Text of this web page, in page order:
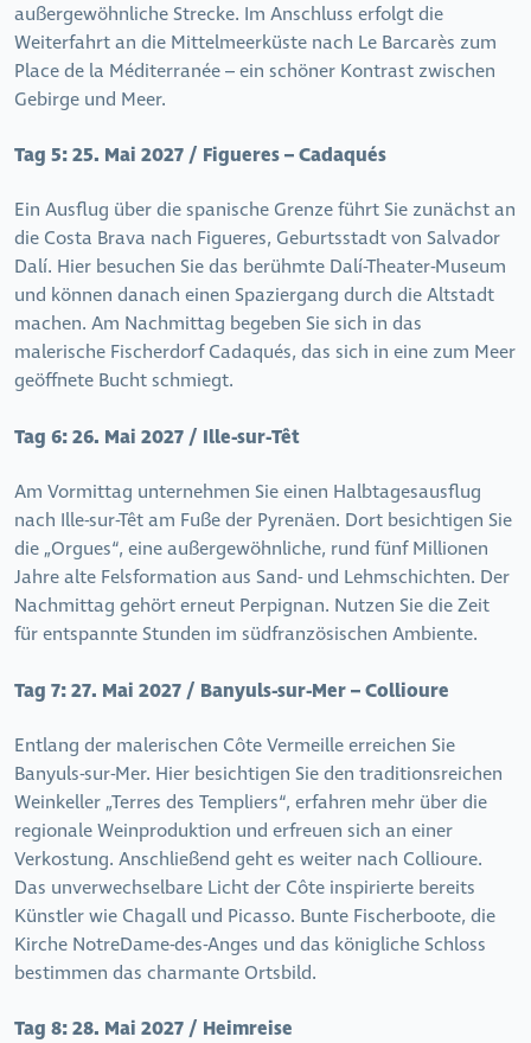
außergewöhnliche Strecke. Im Anschluss erfolgt die
Weiterfahrt an die Mittelmeerküste nach Le Barcarès zum
Place de la Méditerranée – ein schöner Kontrast zwischen
Gebirge und Meer.
Tag 5:25. Mai 2027 / Figueres – Cadaqués
Ein Ausflug über die spanische Grenze führt Sie zunächst an
die Costa Brava nach Figueres, Geburtsstadt von Salvador
Dalí. Hier besuchen Sie das berühmte Dalí-Theater-Museum
und können danach einen Spaziergang durch die Altstadt
machen. Am Nachmittag begeben Sie sich in das
malerische Fischerdorf Cadaqués, das sich in eine zum Meer
geöffnete Bucht schmiegt.
Tag 6:26. Mai 2027 / Ille-sur-Têt
Am Vormittag unternehmen Sie einen Halbtagesausflug
nach Ille-sur-Têt am Fuße der Pyrenäen. Dort besichtigen Sie
die „Orgues“, eine außergewöhnliche, rund fünf Millionen
Jahre alte Felsformation aus Sand- und Lehmschichten. Der
Nachmittag gehört erneut Perpignan. Nutzen Sie die Zeit
für entspannte Stunden im südfranzösischen Ambiente.
Tag 7:27. Mai 2027 / Banyuls-sur-Mer – Collioure
Entlang der malerischen Côte Vermeille erreichen Sie
Banyuls-sur-Mer. Hier besichtigen Sie den traditionsreichen
Weinkeller „Terres des Templiers“, erfahren mehr über die
regionale Weinproduktion und erfreuen sich an einer
Verkostung. Anschließend geht es weiter nach Collioure.
Das unverwechselbare Licht der Côte inspirierte bereits
Künstler wie Chagall und Picasso. Bunte Fischerboote, die
Kirche NotreDame-des-Anges und das königliche Schloss
bestimmen das charmante Ortsbild.
Tag 8:28. Mai 2027 / Heimreise